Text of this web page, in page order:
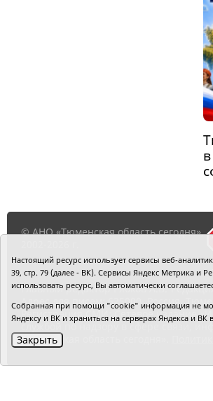
© АНО «Тюменская область сегодня»,
Главный редактор Рябков А.В.
Адрес для писем: 625000, Россия,
Регистрация СМИ: Сетевое издание
службой по надзору в сфере связи,
«Тюменская область сегодня».
Настоящий ресурс использует сервисы веб-
39, стр. 79 (далее - ВК). Сервисы Яндекс Метрика и
использовать ресурс, Вы автоматически
Собранная при помощи "cookie" информация не
Яндексу и ВК и храниться на серверах Яндекса и
Закрыть